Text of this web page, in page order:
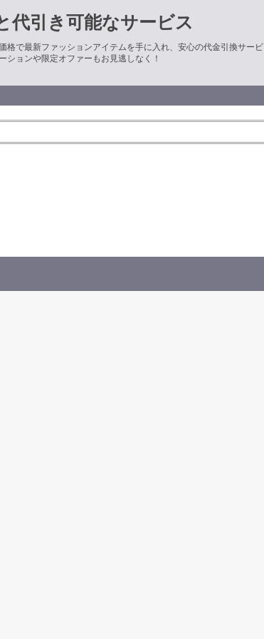
代引き可能なサービス
格で最新ファッションアイテムを手に入れ、安心の代金引換サービ
ションや限定オファーもお見逃しなく！